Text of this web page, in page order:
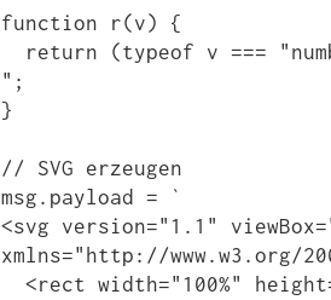
function r(v) {
";
}
// SVG erzeugen
msg.payload = `
<svg version="1.1"
xmlns="http://www.w3.org/
  <rect width="100%" height="100%" fill="#222"/>